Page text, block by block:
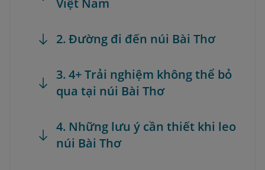
Việt Nam
2. Đường đi đến núi Bài Thơ
3. 4+ Trải nghiệm không thể bỏ
qua tại núi Bài Thơ
4. Những lưu ý cần thiết khi leo
núi Bài Thơ